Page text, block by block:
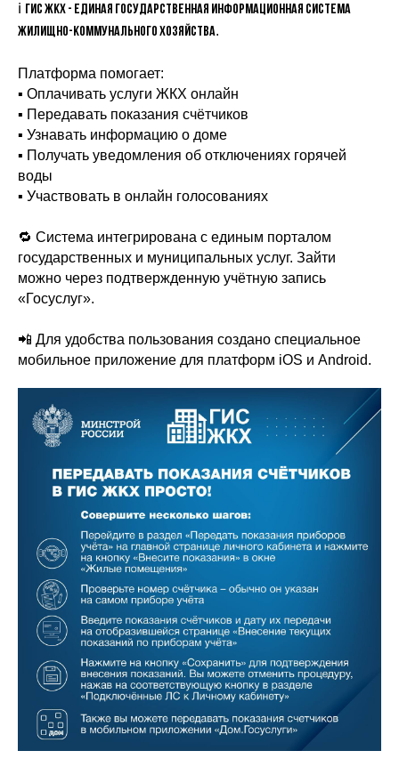
ℹ️ ГИС ЖКХ - единая государственная информационная система
жилищно-коммунального хозяйства.
Платформа помогает:
▪️ Оплачивать услуги ЖКХ онлайн
▪️ Передавать показания счётчиков
▪️ Узнавать информацию о доме
▪️ Получать уведомления об отключениях горячей
воды
▪️ Участвовать в онлайн голосованиях
🔁 Система интегрирована с единым порталом
государственных и муниципальных услуг. Зайти
можно через подтвержденную учётную запись
«Госуслуг».
📲 Для удобства пользования создано специальное
мобильное приложение для платформ iOS и Android.